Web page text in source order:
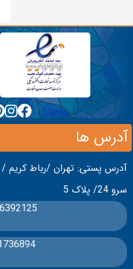
ها
قوانین
مقررات
درج
شکایات
تماس
آدرس ها
آدرس پستی: تهران /رباط کریم
سرو 24/ پلاک 5